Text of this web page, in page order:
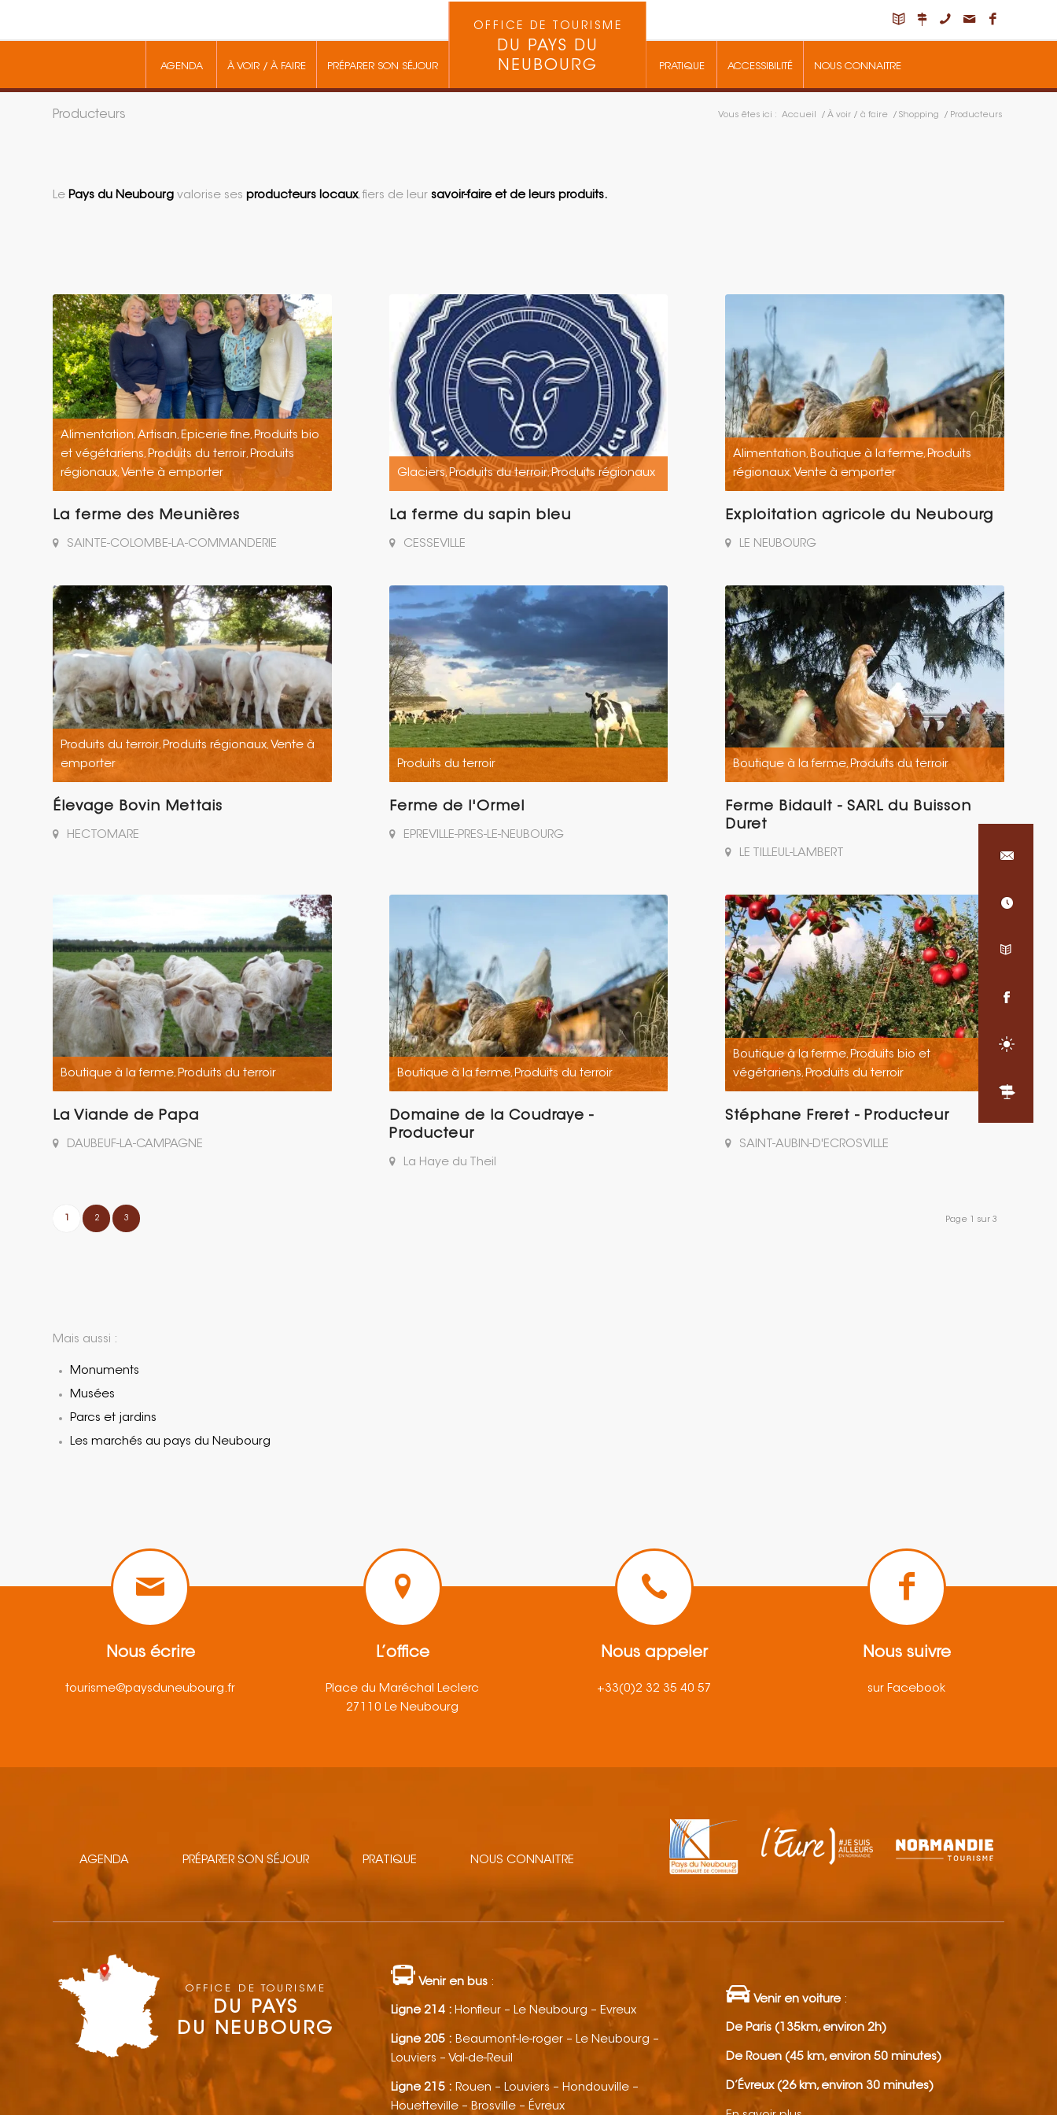
AGENDA À VOIR / À FAIRE PRÉPARER SON SÉJOUR
OFFICE DE TOURISME
DU PAYS DU
NEUBOURG
PRATIQUE ACCESSIBILITÉ NOUS CONNAITRE
Producteurs Vous êtes ici : Accueil / À voir / à faire / Shopping / Producteurs
Le Pays du Neubourg valorise ses producteurs locaux, fiers de leur savoir-faire et de leurs produits.
Alimentation, Artisan, Epicerie fine, Produits bio
et végétariens, Produits du terroir, Produits
régionaux, Vente à emporter
La ferme des Meunières
SAINTE-COLOMBE-LA-COMMANDERIE
Glaciers,Produits du terroir,Produits régionaux
La ferme du sapin bleu
CESSEVILLE
Alimentation, Boutique à la ferme, Produits
régionaux, Vente à emporter
Exploitation agricole du Neubourg
LE NEUBOURG
Produits du terroir, Produits régionaux, Vente à
emporter
Élevage Bovin Mettais
HECTOMARE
Produits du terroir
Ferme de l'Ormel
EPREVILLE-PRES-LE-NEUBOURG
Boutique à la ferme,Produits du terroir
Ferme Bidault - SARL du Buisson
Duret
LE TILLEUL-LAMBERT
Boutique à la ferme, Produits du terroir
La Viande de Papa
DAUBEUF-LA-CAMPAGNE
Boutique à la ferme, Produits du terroir
Domaine de la Coudraye -
Producteur
La Haye du Theil
Boutique à la ferme, Produits bio et
végétariens, Produits du terroir
Stéphane Freret - Producteur
SAINT-AUBIN-D'ECROSVILLE
Page 1 sur 3
2 3
Mais aussi :
Monuments
Musées
Parcs et jardins
Les marchés au pays du Neubourg
Nous écrire
tourisme@paysduneubourg.fr
L’office
Place du Maréchal Leclerc
27110 Le Neubourg
Nous appeler
+33(0)2 32 35 40 57
Nous suivre
sur Facebook
AGENDA PRÉPARER SON SÉJOUR PRATIQUE NOUS CONNAITRE
OFFICE DE TOURISME
DU PAYS
DU NEUBOURG
Venir en bus :
Ligne 214 : Honfleur – Le Neubourg – Evreux
Ligne 205 : Beaumont-le-roger – Le Neubourg –
Louviers – Val-de-Reuil
Ligne 215 : Rouen – Louviers – Hondouville –
Houetteville – Brosville – Évreux
Venir en voiture :
De Paris (135km, environ 2h)
De Rouen (45 km, environ 50 minutes)
D’Évreux (26 km, environ 30 minutes)